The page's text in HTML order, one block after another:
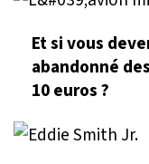
Et si vous
abandonné
10 euros ?